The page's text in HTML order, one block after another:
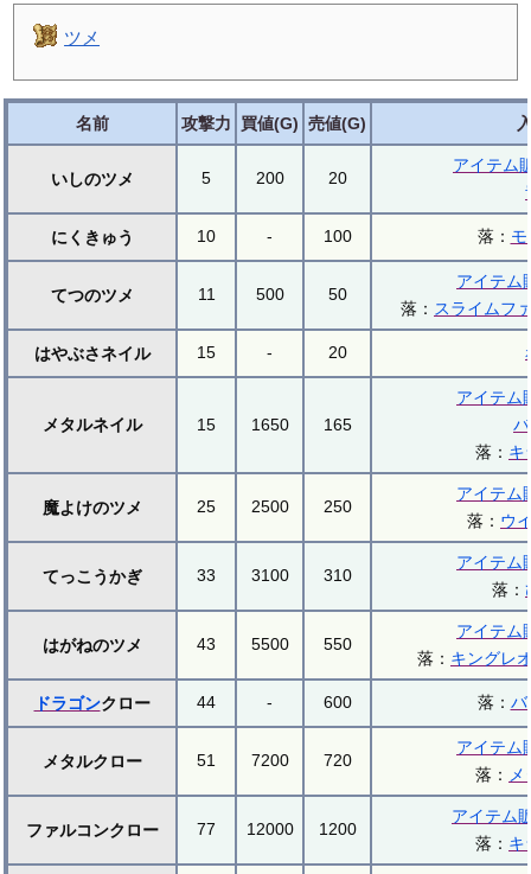
ツメ
名前 攻撃力 買値(G) 売値(G)
いしのツメ 5 200 20
アイテム
にくきゅう 10 - 100 落：
てつのツメ 11 500 50
アイテム
落： スライムフ
はやぶさネイル 15 - 20
メタルネイル 15 1650 165
アイテム
落： キ
魔よけのツメ 25 2500 250
アイテム
落： ウ
てっこうかぎ 33 3100 310
アイテム
落：
はがねのツメ 43 5500 550
アイテム
落： キングレ
ドラゴンクロー 44 - 600 落： バ
メタルクロー 51 7200 720
アイテム
落：
ファルコンクロー 77 12000 1200
アイテム
落： キ